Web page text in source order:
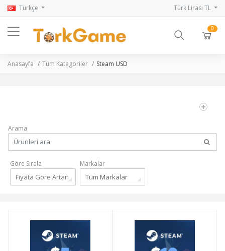
Türkçe Türk Lirası TL
0
Anasayfa Tüm Kategoriler Steam USD
Arama
Göre Sırala
Fiyata Göre Artan
Markalar
Tüm Markalar